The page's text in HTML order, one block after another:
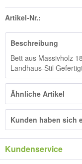
Artikel-Nr.:
Beschreibung
Bett aus Massivholz
Landhaus-Stil
Ähnliche Artikel
Kunden haben sich
Kundenservice